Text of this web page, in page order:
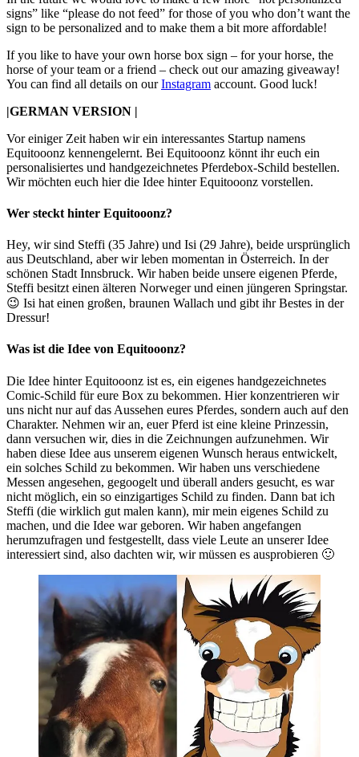
signs” like “please do not feed” for those of you who don’t want the
sign to be personalized and to make them a bit more affordable!
If you like to have your own horse box sign – for your horse, the
horse of your team or a friend – check out our amazing giveaway!
You can find all details on ourInstagram account. Good luck!
|GERMAN VERSION |
Vor einiger Zeit haben wir ein interessantes Startup namens
Equitooonz kennengelernt. Bei Equitooonz könnt ihr euch ein
personalisiertes und handgezeichnetes Pferdebox-Schild bestellen.
Wir möchten euch hier die Idee hinter Equitooonz vorstellen.
Wer steckt hinter Equitooonz?
Hey, wir sind Steffi (35 Jahre) und Isi (29 Jahre), beide ursprünglich
aus Deutschland, aber wir leben momentan in Österreich. In der
schönen Stadt Innsbruck. Wir haben beide unsere eigenen Pferde,
Steffi besitzt einen älteren Norweger und einen jüngeren Springstar.
😉 Isi hat einen großen, braunen Wallach und gibt ihr Bestes in der
Dressur!
Was ist die Idee von Equitooonz?
Die Idee hinter Equitooonz ist es, ein eigenes handgezeichnetes
Comic-Schild für eure Box zu bekommen. Hier konzentrieren wir
uns nicht nur auf das Aussehen eures Pferdes, sondern auch auf den
Charakter. Nehmen wir an, euer Pferd ist eine kleine Prinzessin,
dann versuchen wir, dies in die Zeichnungen aufzunehmen. Wir
haben diese Idee aus unserem eigenen Wunsch heraus entwickelt,
ein solches Schild zu bekommen. Wir haben uns verschiedene
Messen angesehen, gegoogelt und überall anders gesucht, es war
nicht möglich, ein so einzigartiges Schild zu finden. Dann bat ich
Steffi (die wirklich gut malen kann), mir mein eigenes Schild zu
machen, und die Idee war geboren. Wir haben angefangen
herumzufragen und festgestellt, dass viele Leute an unserer Idee
interessiert sind, also dachten wir, wir müssen es ausprobieren 🙂